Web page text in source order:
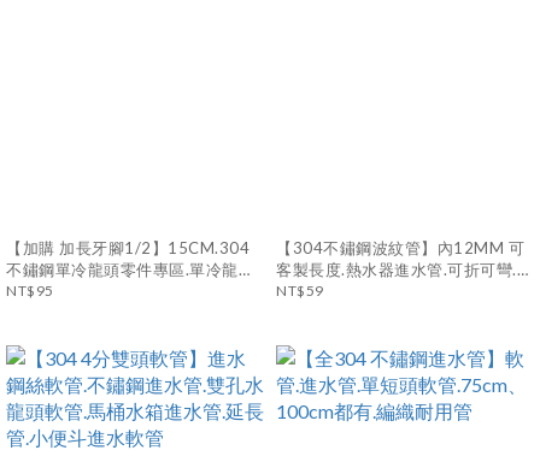
【加購 加長牙腳1/2】15CM.304
不鏽鋼單冷龍頭零件專區.單冷龍頭
配件.沒買過請勿下單！加長牙管
NT$95
【304不鏽鋼波紋管】內12MM 可
客製長度.熱水器進水管.可折可彎.馬
桶水箱進水管.小便斗進水軟管
NT$59